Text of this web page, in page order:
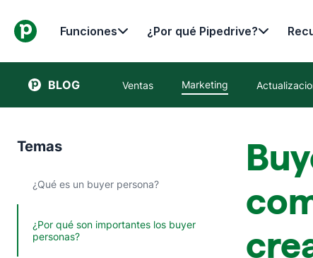
Funciones ¿Por qué Pipedrive?
BLOG Ventas Marketing
Temas
¿Qué es un buyer persona?
¿Por qué son importantes los buyer
personas?